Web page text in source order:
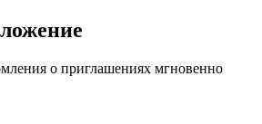
о приглашениях мгновенно